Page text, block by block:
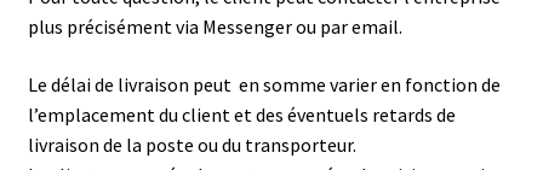
plus précisément via Messenger ou par email.
Le délai de livraison peut en somme varier en fonction de
l’emplacement du client et des éventuels retards de
livraison de la poste ou du transporteur.